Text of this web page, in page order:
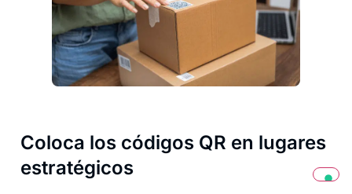
Coloca los códigos QR en lugares
estratégicos